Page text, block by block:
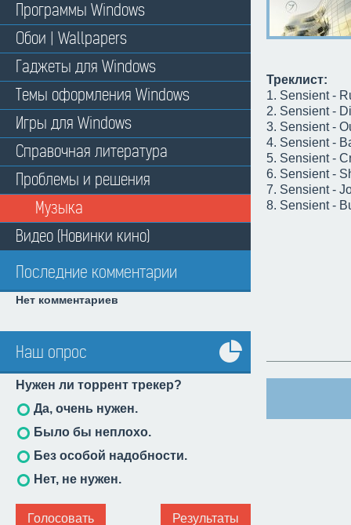
Программы Windows
Обои | Wallpapers
Гаджеты для Windows
Темы оформления Windows
Игры для Windows
Справочная литература
Проблемы и решения
Музыка
Видео (Новинки кино)
Последние комментарии
Нет комментариев
Наш опрос
Все
Нужен ли торрент трекер?
Да, очень нужен.
Было бы неплохо.
Без особой надобности.
Нет, не нужен.
Голосовать Результаты
Треклист:
1. Sensient -
2. Sensient -
3. Sensient -
4. Sensient -
5. Sensient -
6. Sensient -
7. Sensient -
8. Sensient -